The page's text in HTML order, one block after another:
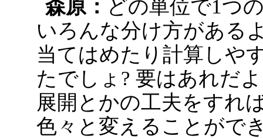
森原： どの単位で1つ
いろんな分け方がある
当てはめたり計算しや
たでしょ? 要はあれだ
展開とかの工夫をすれ
色々と変えることがで